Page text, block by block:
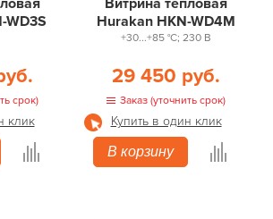
WD3S
срок)
клик
Витрина тепловая
Hurakan HKN-WD4M
+30...+85 °С; 230 В
29 450 руб.
Заказ (уточнить срок)
Купить в один клик
В корзину